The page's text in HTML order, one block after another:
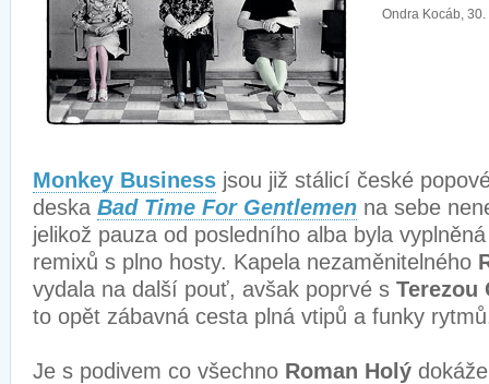
Ondra Kocáb, 30.
Monkey Business jsou již stálicí české
deska Bad Time For Gentlemen na sebe
jelikož pauza od posledního alba byla
remixů s plno hosty. Kapela nezaměnitelného
vydala na další pouť, avšak poprvé s Terezou
to opět zábavná cesta plná vtipů a funky
Je s podivem co všechno Roman Holý